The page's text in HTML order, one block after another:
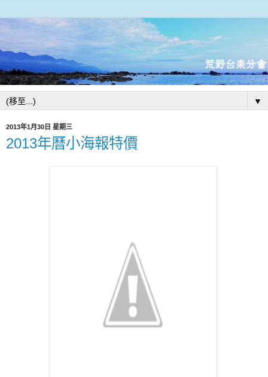
▼
2013年1月30日 星期三
2013年曆小海報特價